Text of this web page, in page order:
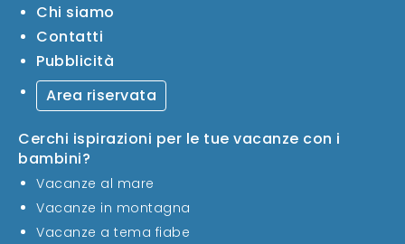
Chi siamo
Contatti
Pubblicità
Area riservata
Cerchi ispirazioni per le tue vacanze con i
bambini?
Vacanze al mare
Vacanze in montagna
Vacanze a tema fiabe